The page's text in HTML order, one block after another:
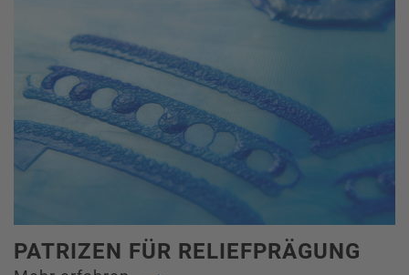
PATRIZEN FÜR RELIEFPRÄGUNG